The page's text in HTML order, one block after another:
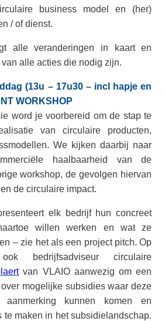
business model en (her)
/ of dienst.
alle veranderingen in kaart en
alle acties die nodig zijn.
(13u – 17u30 – incl hapje en
WORKSHOP
word je voorbereid om de stap te
van circulaire producten,
We kijken daarbij naar
haalbaarheid van de
workshop, de gevolgen hiervan
de circulaire impact.
elk bedrijf hun concreet
willen werken en wat ze
– zie het als een project pitch.Op
bedrijfsadviseur circulaire
van VLAIO aanwezig om een
mogelijke subsidies waar deze
kunnen komen en
te maken in het subsidielandschap.